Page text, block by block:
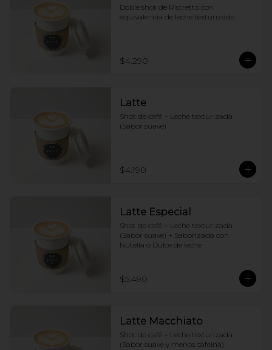
Doble shot de Ristretto con
equivalencia de leche texturizada
$4.290
Latte
Shot de café + Leche texturizada
(Sabor suave)
$4.190
Latte Especial
Shot de café + Leche texturizada
(Sabor suave) + Saborizada con
Nutella o Dulce de leche
$5.490
Latte Macchiato
Shot de café + Leche texturizada
(Sabor suave y menos cafeina)